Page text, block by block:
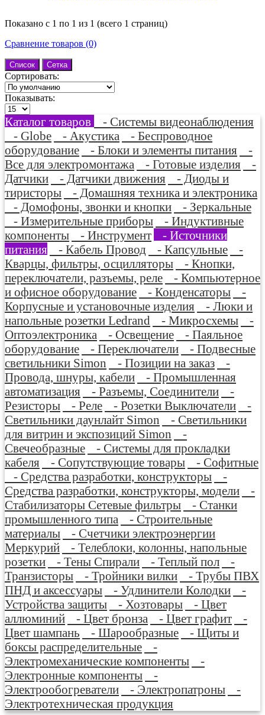
Показано с 1 по 1 из 1 (всего 1 страниц)
Сравнение товаров (0)
Список Сетка
Сортировать:
Показывать:
Каталог товаров
- Системы видеонаблюдения
- Globe
- Акустика
- Беспроводное
оборудование
- Блоки и элементы питания
-
Все для электромонтажа
- Готовые изделия
-
Датчики
- Датчики движения
- Диоды и
тиристоры
- Домашняя техника и электроника
- Домофоны, звонки и кнопки
- Зеркальные
- Измерительные приборы
- Индуктивные
компоненты
- Инструмент
- Источники
питания
- Кабель Провод - Капсульные
-
Кварцы, фильтры, осцилляторы
- Кнопки,
переключатели, разъемы, реле
- Компьютерное
и офисное оборудование
- Конденсаторы
-
Корпусные и установочные изделия
- Люки и
напольные розетки Ledrand
- Микросхемы
-
Оптоэлектроника
- Освещение
- Паяльное
оборудование
- Переключатели
- Подвесные
светильники Simon
- Позиции на заказ
-
Провода, шнуры, кабели
- Промышленная
автоматизация
- Разъемы, Соединители
-
Резисторы
- Реле - Розетки Выключатели
-
Светильники даунлайт Simon
- Светильники
для витрин и экспозиций Simon
-
Свечеобразные
- Системы для прокладки
кабеля
- Сопутствующие товары
- Софитные
- Средства разработки, конструкторы
-
Средства разработки, конструкторы, модели
-
Стабилизаторы Сетевые фильтры
- Станки
промышленного типа
- Строительные
материалы
- Счетчики электроэнергии
Меркурий
- Телеблоки, колонны, напольные
розетки
- Тены Спирали - Теплый пол
-
Транзисторы
- Тройники вилки
- Трубы ПВХ
ПНД и аксессуары
- Удлинители Колодки
-
Устройства защиты
- Хозтовары
- Цвет
аллюминий
- Цвет бронза - Цвет графит
-
Цвет шампань
- Шарообразные
- Щиты и
боксы распределительные
-
Электромеханические компоненты
-
Электронные компоненты
-
Электрообогреватели
- Электропатроны
-
Электротехническая продукция